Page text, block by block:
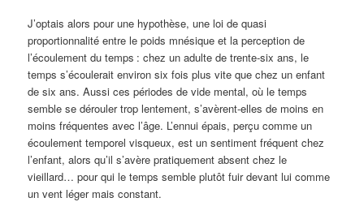
J’optais alors pour une hypothèse, une loi de quasi
proportionnalité entre le poids mnésique et la perception de
l’écoulement du temps : chez un adulte de trente-six ans, le
temps s’écoulerait environ six fois plus vite que chez un enfant
de six ans. Aussi ces périodes de vide mental, où le temps
semble se dérouler trop lentement, s’avèrent-elles de moins en
moins fréquentes avec l’âge. L’ennui épais, perçu comme un
écoulement temporel visqueux, est un sentiment fréquent chez
l’enfant, alors qu’il s’avère pratiquement absent chez le
vieillard… pour qui le temps semble plutôt fuir devant lui comme
un vent léger mais constant.